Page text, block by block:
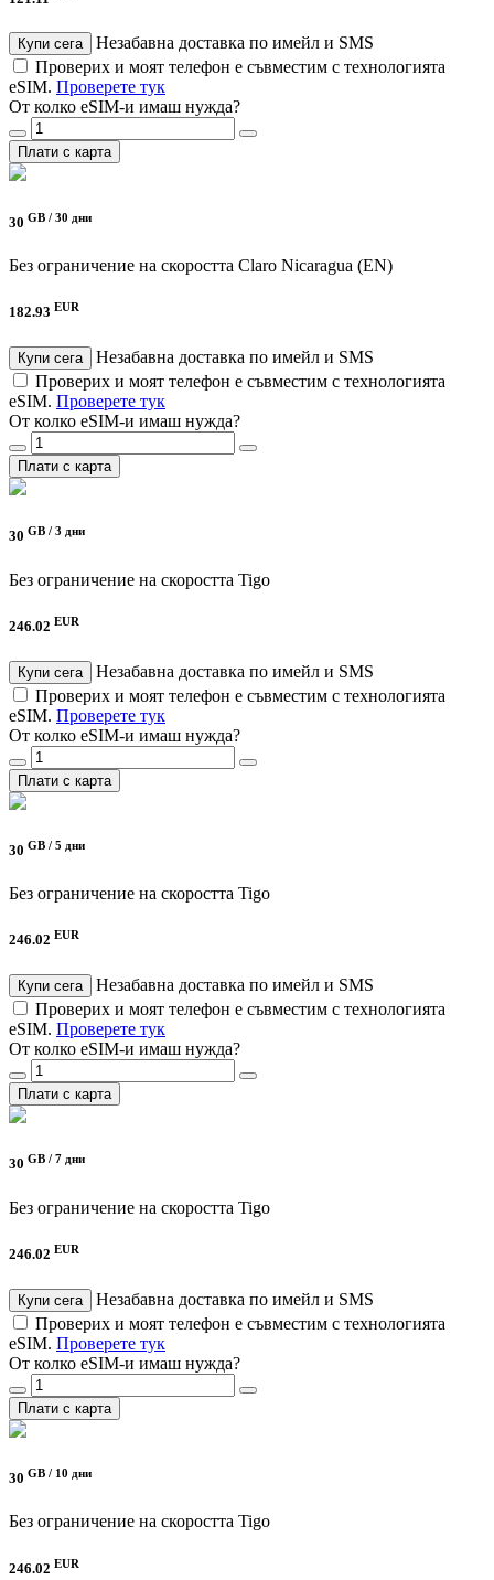
Купи сега
Незабавна доставка по имейл и SMS
Проверих и моят телефон е съвместим с технологията
eSIM. Проверете тук
От колко eSIM-и имаш нужда?
Плати с карта
30 GB / 30 дни
Без ограничение на скоростта Claro Nicaragua (EN)
182.93 EUR
Купи сега
Незабавна доставка по имейл и SMS
Проверих и моят телефон е съвместим с технологията
eSIM. Проверете тук
От колко eSIM-и имаш нужда?
Плати с карта
30 GB / 3 дни
Без ограничение на скоростта Tigo
246.02 EUR
Купи сега
Незабавна доставка по имейл и SMS
Проверих и моят телефон е съвместим с технологията
eSIM. Проверете тук
От колко eSIM-и имаш нужда?
Плати с карта
30 GB / 5 дни
Без ограничение на скоростта Tigo
246.02 EUR
Купи сега
Незабавна доставка по имейл и SMS
Проверих и моят телефон е съвместим с технологията
eSIM. Проверете тук
От колко eSIM-и имаш нужда?
Плати с карта
30 GB / 7 дни
Без ограничение на скоростта Tigo
246.02 EUR
Купи сега
Незабавна доставка по имейл и SMS
Проверих и моят телефон е съвместим с технологията
eSIM. Проверете тук
От колко eSIM-и имаш нужда?
Плати с карта
30 GB / 10 дни
Без ограничение на скоростта Tigo
246.02 EUR